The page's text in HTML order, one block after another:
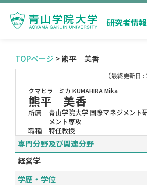
研究者情報
TOPページ > 熊平 美香
（最終更新日
クマヒラ ミカ KUMAHIRA Mika
熊平 美香
所属
青山学院大学 国際マネジメント
メント専攻
職種
特任教授
専門分野及び関連分野
経営学
学歴・学位